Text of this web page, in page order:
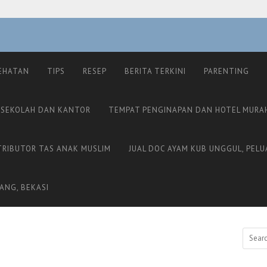
TIPS RESEP BERITA TERKINI PARENTING
DAN KANTOR TEMPAT PENGINAPAN DAN HOTEL
TAS ANAK MUSLIM JUAL DOC AYAM KUB UNGGUL,
BEKASI
Search
for: